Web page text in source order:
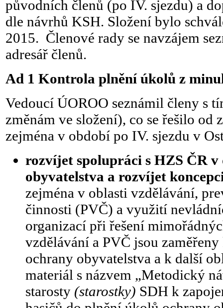
původních členů (po IV. sjezdu) a
dle návrhů KSH. Složení bylo
2015. Členové rady se navzájem
adresář členů.
Ad 1 Kontrola plnění úkolů z
Vedoucí ÚOROO seznámil členy s
změnám ve složení), co se řešilo od
zejména v období po IV. sjezdu v
rozvíjet spolupráci s HZS ČR
obyvatelstva a rozvíjet
zejména v oblasti vzdělávání,
činnosti (PVČ) a využití
organizací při řešení
vzdělávání a PVČ jsou
ochrany obyvatelstva a k další
materiál s názvem „Metodický
starosty (starostky) SDH k